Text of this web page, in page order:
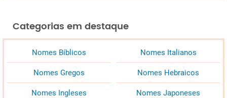
Categorias em destaque
Nomes Bíblicos Nomes Italianos
Nomes Gregos Nomes Hebraicos
Nomes Ingleses Nomes Japoneses